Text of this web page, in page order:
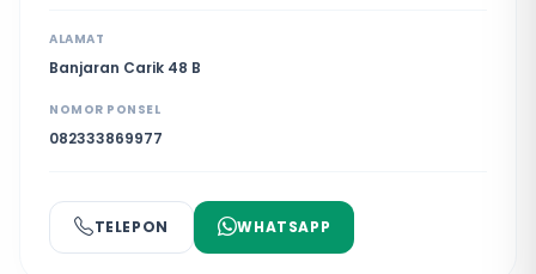
ALAMAT
Banjaran Carik 48 B
NOMOR PONSEL
082333869977
TELEPON WHATSAPP